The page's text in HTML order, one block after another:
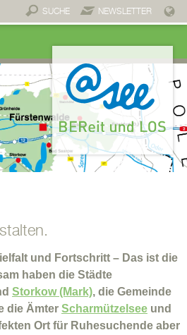
SUCHE NEWSLETTER
und Fortschritt – Das ist die
haben die Städte
Storkow (Mark), die Gemeinde
die Ämter Scharmützelsee und
Ort für Ruhesuchende aber